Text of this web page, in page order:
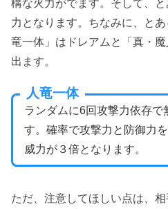
構な火力がでます。そして、
力となります。ちなみに、と
竜一体」はドレアムと「真・
出ます。
人竜一体
ランダムに6回攻撃力依存で
す。確率で攻撃力と防御力
威力が３倍となります。
ただ、注意してほしい点は、